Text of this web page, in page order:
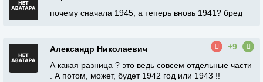
почему сначала 1945, а теперь вновь 1941? бред
Александр Николаевич
+9
А какая разница ? это ведь совсем отдельные части
. А потом, может, будет 1942 год или 1943 !!